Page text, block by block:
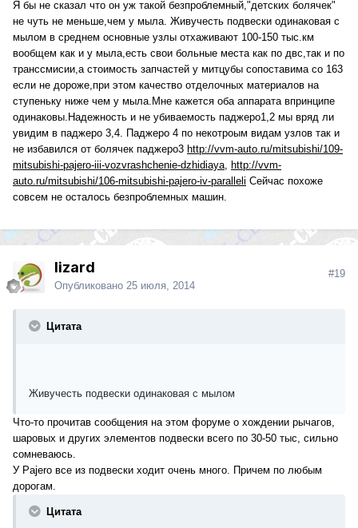
Я бы не сказал что он уж такой безпроблемный,"детских болячек"
не чуть не меньше,чем у мыла. Живучесть подвески одинаковая с
мылом в среднем основные узлы отхаживают 100-150 тыс.км
вообщем как и у мыла,есть свои больные места как по двс,так и по
транссмисии,а стоимость запчастей у митцубы сопоставима со 163
если не дороже,при этом качество отделочных материалов на
ступеньку ниже чем у мыла.Мне кажется оба аппарата впринципе
одинаковы.Надежность и не убиваемость паджеро1,2 мы вряд ли
увидим в паджеро 3,4. Паджеро 4 по некотроым видам узлов так и
не избавился от болячек паджеро3 http://vvm-auto.ru/mitsubishi/109-
mitsubishi-pajero-iii-vozvrashchenie-dzhidiaya, http://vvm-
auto.ru/mitsubishi/106-mitsubishi-pajero-iv-paralleli Сейчас похоже
совсем не осталось безпроблемных машин.
lizard
Опубликовано 25 июля, 2014
#19
Цитата
Живучесть подвески одинаковая с мылом
Что-то прочитав сообщения на этом форуме о хождении рычагов,
шаровых и других элементов подвески всего по 30-50 тыс, сильно
сомневаюсь.
У Pajero все из подвески ходит очень много. Причем по любым
дорогам.
Цитата